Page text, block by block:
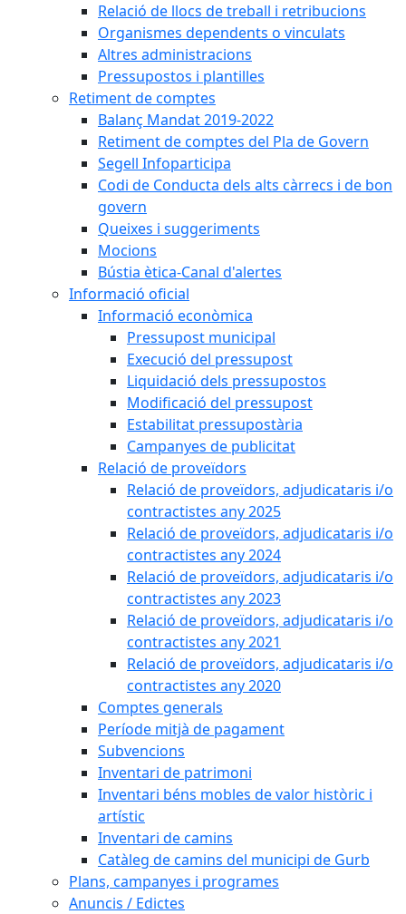
Relació de llocs de treball i retribucions
Organismes dependents o vinculats
Altres administracions
Pressupostos i plantilles
Retiment de comptes
Balanç Mandat 2019-2022
Retiment de comptes del Pla de Govern
Segell Infoparticipa
Codi de Conducta dels alts càrrecs i de bon
govern
Queixes i suggeriments
Mocions
Bústia ètica-Canal d'alertes
Informació oficial
Informació econòmica
Pressupost municipal
Execució del pressupost
Liquidació dels pressupostos
Modificació del pressupost
Estabilitat pressupostària
Campanyes de publicitat
Relació de proveïdors
Relació de proveïdors, adjudicataris i/o
contractistes any 2025
Relació de proveïdors, adjudicataris i/o
contractistes any 2024
Relació de proveïdors, adjudicataris i/o
contractistes any 2023
Relació de proveïdors, adjudicataris i/o
contractistes any 2021
Relació de proveïdors, adjudicataris i/o
contractistes any 2020
Comptes generals
Període mitjà de pagament
Subvencions
Inventari de patrimoni
Inventari béns mobles de valor històric i
artístic
Inventari de camins
Catàleg de camins del municipi de Gurb
Plans, campanyes i programes
Anuncis / Edictes